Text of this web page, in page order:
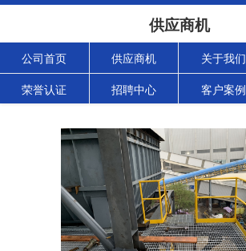
供应商机
公司首页 供应商机 关于我们
荣誉认证 招聘中心 客户案例